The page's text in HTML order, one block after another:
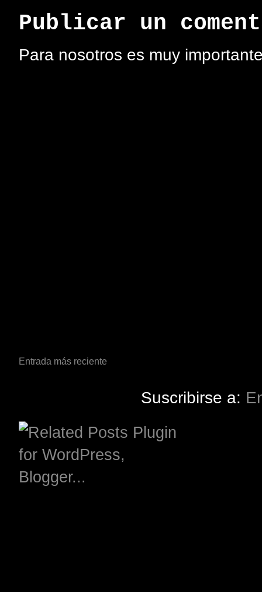
Publicar un
Para nosotros es muy
Entrada más reciente
Suscribirse a: